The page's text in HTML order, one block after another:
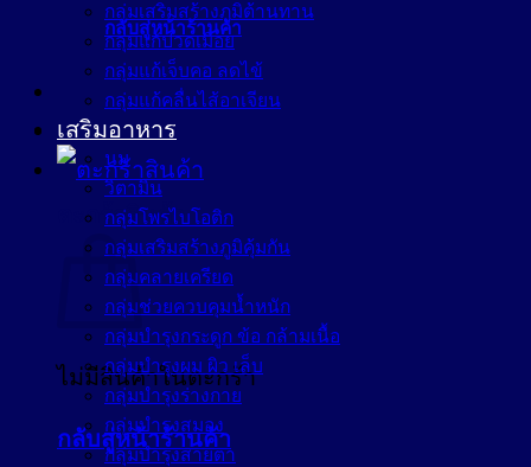
กลับสู่หน้าร้านค้า
ตะกร้าสินค้า
ไม่มีสินค้าในตะกร้า
กลับสู่หน้าร้านค้า
กลุ่มเสริมสร้างภูมิต้านทาน
กลุ่มแก้ปวดเมื่อย
กลุ่มแก้เจ็บคอ ลดไข้
กลุ่มแก้คลื่นไส้อาเจียน
เสริมอาหาร
นม
วิตามิน
กลุ่มโพรไบโอติก
กลุ่มเสริมสร้างภูมิคุ้มกัน
กลุ่มคลายเครียด
กลุ่มช่วยควบคุมน้ำหนัก
กลุ่มบำรุงกระดูก ข้อ กล้ามเนื้อ
กลุ่มบำรุงผม ผิว เล็บ
กลุ่มบำรุงร่างกาย
กลุ่มบำรุงสมอง
กลุ่มบำรุงสายตา